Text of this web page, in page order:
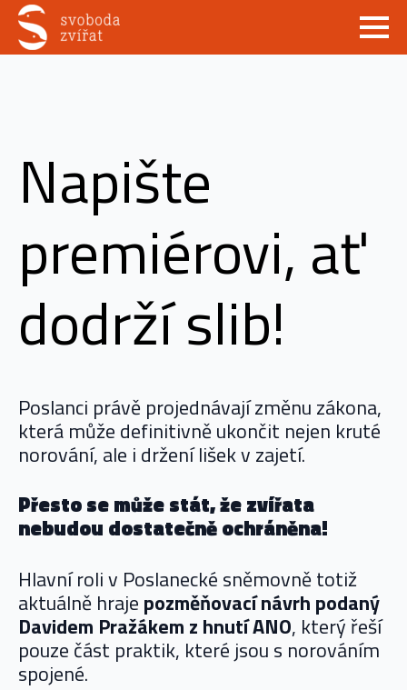
Napište
premiérovi, ať
dodrží slib!
Poslanci právě projednávají změnu zákona,
která může definitivně ukončit nejen kruté
norování, ale i držení lišek v zajetí.
Přesto se může stát, že zvířata
nebudou dostatečně ochráněna!
Hlavní roli v Poslanecké sněmovně totiž
aktuálně hraje pozměňovací návrh podaný
Davidem Pražákem z hnutí ANO, který řeší
pouze část praktik, které jsou s norováním
spojené.